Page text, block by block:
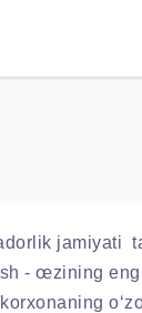
jamiyati
- œzining